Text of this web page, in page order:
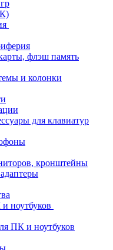
флэш память
и колонки
для клавиатур
кронштейны
ноутбуков
ПК и ноутбуков